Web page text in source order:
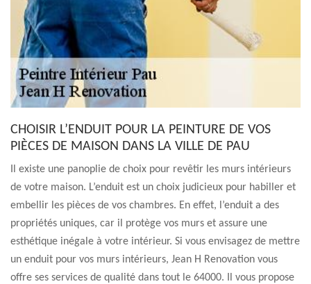
CHOISIR L’ENDUIT POUR LA PEINTURE DE VOS
PIÈCES DE MAISON DANS LA VILLE DE PAU
Il existe une panoplie de choix pour revêtir les murs intérieurs
de votre maison. L’enduit est un choix judicieux pour habiller et
embellir les pièces de vos chambres. En effet, l’enduit a des
propriétés uniques, car il protège vos murs et assure une
esthétique inégale à votre intérieur. Si vous envisagez de mettre
un enduit pour vos murs intérieurs, Jean H Renovation vous
offre ses services de qualité dans tout le 64000. Il vous propose